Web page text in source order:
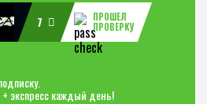
7
ПРОШЕЛ
ПРОВЕРКУ
+ экспресс каждый день!